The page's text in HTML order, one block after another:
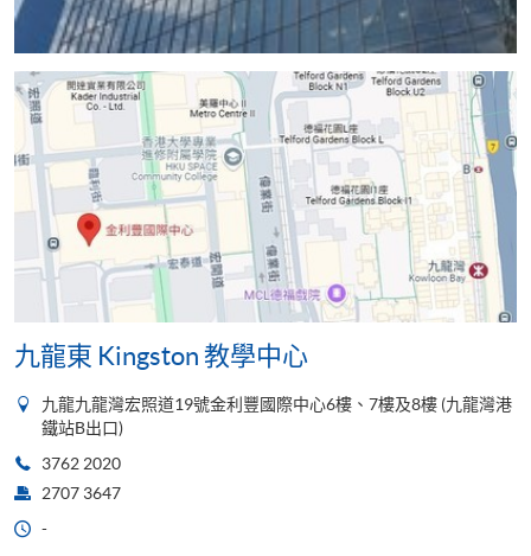
九龍東 Kingston 教學中心
九龍九龍灣宏照道19號金利豐國際中心6樓、7樓及8樓 (九龍灣港
鐵站B出口)
3762 2020
2707 3647
-